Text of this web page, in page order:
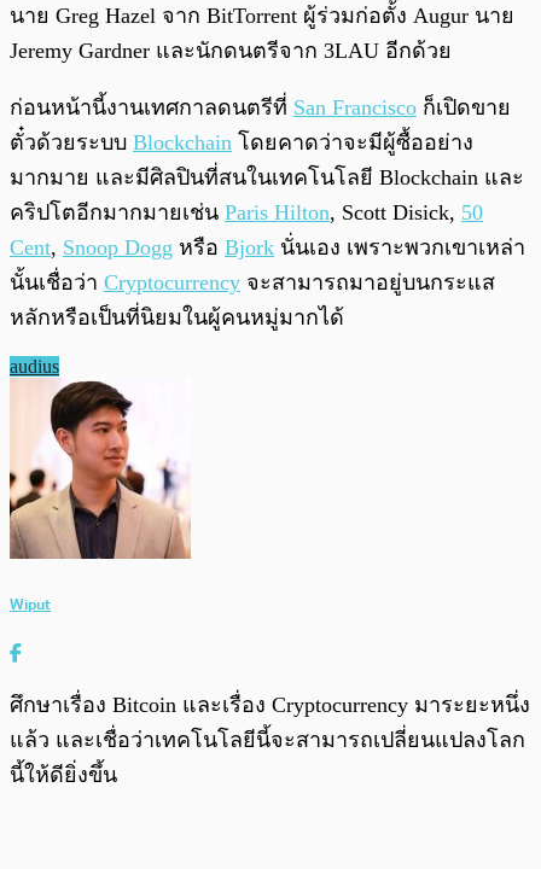
นาย Greg Hazel จาก BitTorrent ผู้ร่วมก่อตั้ง Augur นาย
Jeremy Gardner และนักดนตรีจาก 3LAU อีกด้วย
ก่อนหน้านี้งานเทศกาลดนตรีที่ San Francisco ก็เปิดขาย
ตั๋วด้วยระบบ Blockchain โดยคาดว่าจะมีผู้ซื้ออย่าง
มากมาย และมีศิลปินที่สนในเทคโนโลยี Blockchain และ
คริปโตอีกมากมายเช่น Paris Hilton, Scott Disick, 50
Cent, Snoop Dogg หรือ Bjork นั่นเอง เพราะพวกเขาเหล่า
นั้นเชื่อว่า Cryptocurrency จะสามารถมาอยู่บนกระแส
หลักหรือเป็นที่นิยมในผู้คนหมู่มากได้
audius
Wiput
ศึกษาเรื่อง Bitcoin และเรื่อง Cryptocurrency มาระยะหนึ่ง
แล้ว และเชื่อว่าเทคโนโลยีนี้จะสามารถเปลี่ยนแปลงโลก
นี้ให้ดียิ่งขึ้น